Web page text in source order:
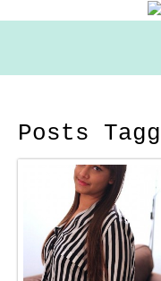
Mode
Beauté
Loisirs
Posts